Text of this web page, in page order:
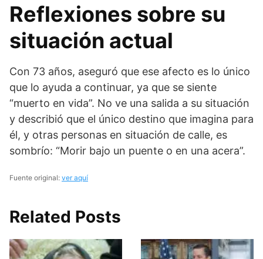
Reflexiones sobre su
situación actual
Con 73 años, aseguró que ese afecto es lo único
que lo ayuda a continuar, ya que se siente
“muerto en vida”. No ve una salida a su situación
y describió que el único destino que imagina para
él, y otras personas en situación de calle, es
sombrío: “Morir bajo un puente o en una acera”.
Fuente original: ver aquí
Related Posts